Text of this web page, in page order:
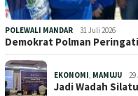
POLEWALI MANDAR 31 Juli 2026
Demokrat Polman
EKONOMI, MAMUJU 29
Jadi Wadah